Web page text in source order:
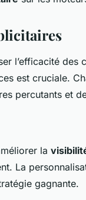
l’efficacité des
est cruciale.
percutants et
la
La
gagnante.